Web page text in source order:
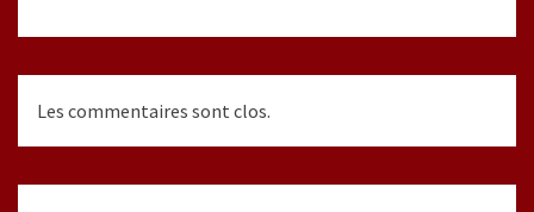
Les commentaires sont clos.